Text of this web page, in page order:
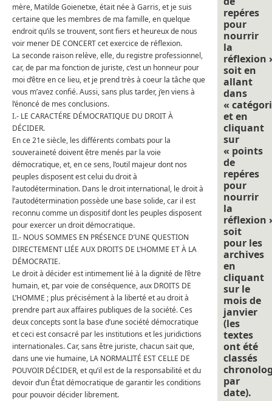
mère, Matilde Goienetxe, était née à Garris, et je suis
certaine que les membres de ma famille, en quelque
endroit qu’ils se trouvent, sont fiers et heureux de nous
voir mener DE CONCERT cet exercice de réflexion.
La seconde raison relève, elle, du registre professionnel,
car, de par ma fonction de juriste, c’est un honneur pour
moi d’être en ce lieu, et je prend très à coeur la tâche que
vous m’avez confié. Aussi, sans plus tarder, j’en viens à
l’énoncé de mes conclusions.
I.- LE CARACTÉRE DÉMOCRATIQUE DU DROIT À
DÉCIDER.
En ce 21e siècle, les différents combats pour la
souveraineté doivent être menés par la voie
démocratique, et, en ce sens, l’outil majeur dont nos
peuples disposent est celui du droit à
l’autodétermination. Dans le droit international, le droit à
l’autodétermination possède une base solide, car il est
reconnu comme un dispositif dont les peuples disposent
pour exercer un droit démocratique.
II.- NOUS SOMMES EN PRÉSENCE D’UNE QUESTION
DIRECTEMENT LIÉE AUX DROITS DE L’HOMME ET À LA
DÉMOCRATIE.
Le droit à décider est intimement lié à la dignité de l’être
humain, et, par voie de conséquence, aux DROITS DE
L’HOMME ; plus précisément à la liberté et au droit à
prendre part aux affaires publiques de la société. Ces
deux concepts sont la base d’une société démocratique
et ceci est consacré par les institutions et les juridictions
internationales. Car, sans être juriste, chacun sait que,
dans une vie humaine, LA NORMALITÉ EST CELLE DE
POUVOIR DÉCIDER, et qu’il est de la responsabilité et du
devoir d’un État démocratique de garantir les conditions
pour pouvoir décider librement.
repéres
pour
nourrir
la
réflexion
soit en
allant
dans
«
et en
cliquant
sur
« points
de
repéres
pour
nourrir
la
réflexion
soit
pour les
archives
en
cliquant
sur le
mois de
janvier
(les
textes
ont été
classés
par
date).